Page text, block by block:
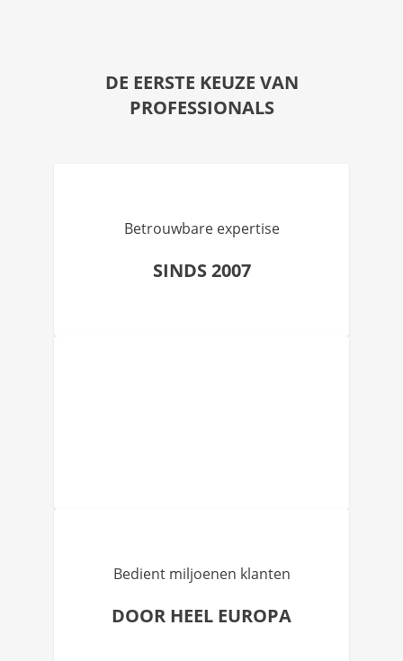
DE EERSTE KEUZE VAN
PROFESSIONALS
Betrouwbare expertise
SINDS 2007
Bedient miljoenen klanten
DOOR HEEL EUROPA